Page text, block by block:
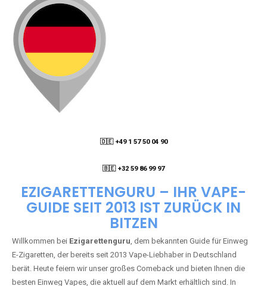
🇩🇪 +49 1 57 50 04 90
🇧🇪 +32 59 86 99 97
EZIGARETTENGURU – IHR VAPE-
GUIDE SEIT 2013 IST ZURÜCK IN
BITZEN
Willkommen bei Ezigarettenguru , dem bekannten Guide für Einweg
E-Zigaretten, der bereits seit 2013 Vape-Liebhaber in Deutschland
berät. Heute feiern wir unser großes Comeback und bieten Ihnen die
besten Einweg Vapes, die aktuell auf dem Markt erhältlich sind. In